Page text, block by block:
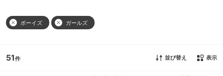
ボーイズ ガールズ
51 並び替え 表示